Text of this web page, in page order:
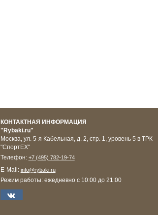
КОНТАКТНАЯ ИНФОРМАЦИЯ
"Rybaki.ru"
Москва, ул. 5-я Кабельная, д. 2, стр. 1, уровень 5 в ТРК
"СпортЕХ"
Телефон: +7 (495) 782-19-74
E-Mail: info@rybaki.ru
Режим работы: ежедневно с 10:00 до 21:00